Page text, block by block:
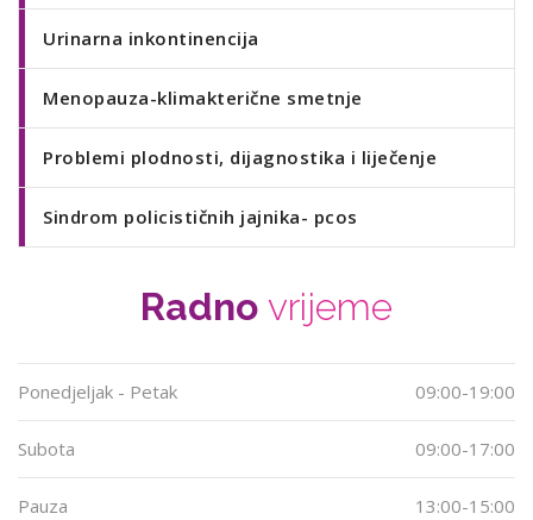
Urinarna inkontinencija
Menopauza-klimakterične smetnje
Problemi plodnosti, dijagnostika i liječenje
Sindrom policističnih jajnika- pcos
Radno vrijeme
Ponedjeljak - Petak 09:00-19:00
Subota 09:00-17:00
Pauza 13:00-15:00